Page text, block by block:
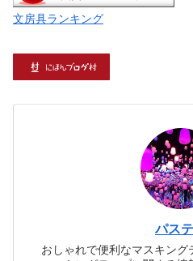
文房具ランキング
パス
おしゃれで便利なマスキン